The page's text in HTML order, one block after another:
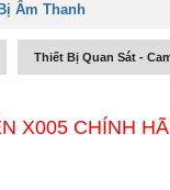
Âm Thanh
Thiết Bị Quan Sát -
X005 CHÍNH